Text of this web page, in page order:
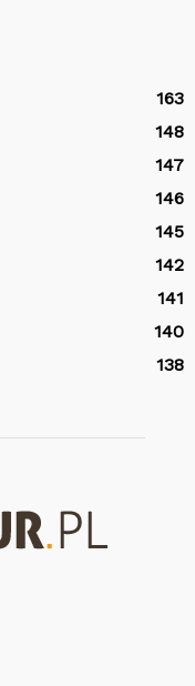
163
148
147
146
145
142
141
140
138